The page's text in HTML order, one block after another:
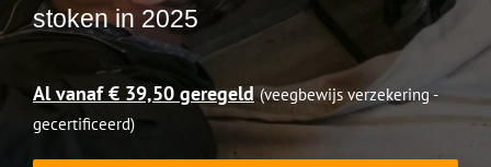
stoken in 2025
Al vanaf € 39,50 geregeld (veegbewijs verzekering -
gecertificeerd)